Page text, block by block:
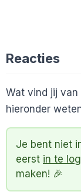
Reacties
Wat vind jij van
hieronder
Je bent niet
eerst in te
maken! 🎉